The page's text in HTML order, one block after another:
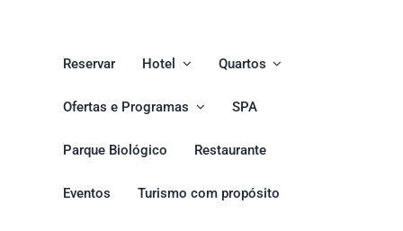
Reservar Hotel Quartos
Ofertas e Programas SPA
Parque Biológico Restaurante
Eventos Turismo com propósito